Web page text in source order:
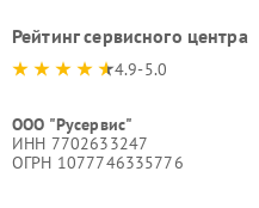
Рейтинг сервисного центра
4.9-5.0
ООО "Русервис"
ИНН 7702633247
ОГРН 1077746335776